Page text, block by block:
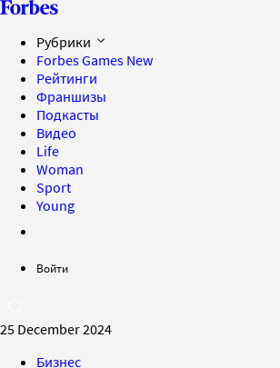
Рубрики
Forbes Games New
Рейтинги
Франшизы
Подкасты
Видео
Life
Woman
Sport
Young
Войти
25 December 2024
Бизнес